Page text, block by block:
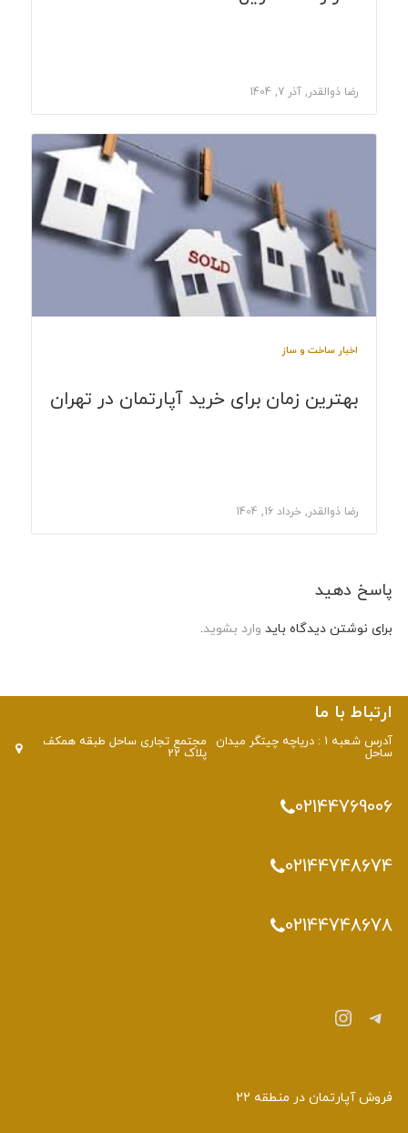
رضا ذوالقدر, آذر 7, 1404
اخبار ساخت و ساز
بهترین زمان برای خرید آپارتمان در تهران
رضا ذوالقدر, خرداد 16, 1404
پاسخ دهید
برای نوشتن دیدگاه بایدوارد بشوید.
ارتباط با ما
آدرس شعبه 1 : دریاچه چیتگر میدان
ساحل
مجتمع تجاری ساحل طبقه همکف
پلاک 22
02144769006
02144748674
02144748678
تلگراماینستاگرم
فروش آپارتمان در منطقه 22